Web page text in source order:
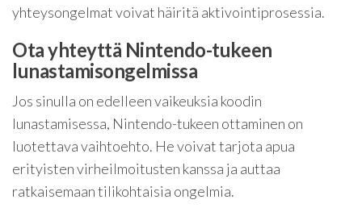
yhteysongelmat voivat häiritä aktivointiprosessia.
Ota yhteyttä Nintendo-tukeen
lunastamisongelmissa
Jos sinulla on edelleen vaikeuksia koodin
lunastamisessa, Nintendo-tukeen ottaminen on
luotettava vaihtoehto. He voivat tarjota apua
erityisten virheilmoitusten kanssa ja auttaa
ratkaisemaan tilikohtaisia ongelmia.